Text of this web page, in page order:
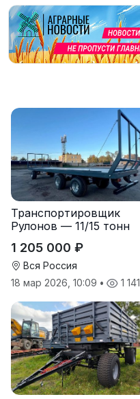
Транспортировщик
Рулонов — 11/15 тонн
1 205 000 ₽
Вся Россия
18 мар 2026, 10:09 • 1 141